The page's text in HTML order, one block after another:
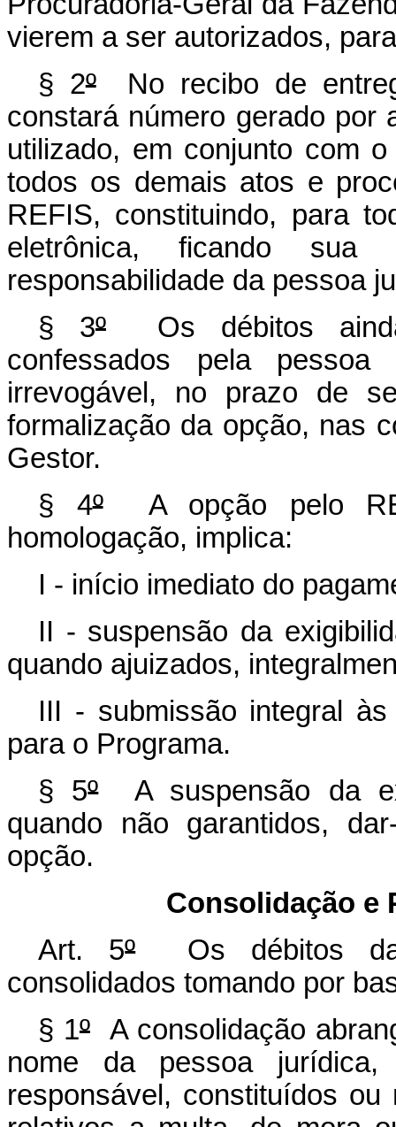
vierem a ser autorizados,
§ 2ºNo recibo de
constará número gerado por
utilizado, em conjunto com
todos os demais atos e
REFIS, constituindo, para
eletrônica, ficando
responsabilidade da pessoa
§ 3º Os débitos
confessados pela
irrevogável, no prazo de
formalização da opção, nas
Gestor.
§ 4ºA opção pelo
homologação, implica:
I - início imediato do
II - suspensão da
quando ajuizados,
III - submissão integral
para o Programa.
§ 5ºA suspensão da
quando não garantidos,
opção.
Consolidação e
Art. 5ºOs débitos da
consolidados tomando por
§ 1ºA consolidação
nome da pessoa
responsável, constituídos